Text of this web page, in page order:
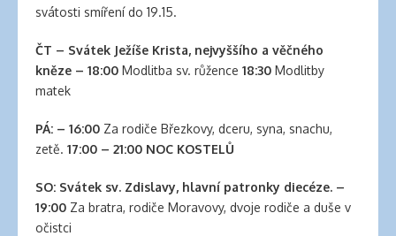
clothes
length
extensions
clothes
svátosti smíření do 19.15.
ČT – Svátek Ježíše Krista, nejvyššího a věčného
kněze – 18:00 Modlitba sv. růžence 18:30 Modlitby
matek
PÁ: – 16:00 Za rodiče Březkovy, dceru, syna, snachu,
zetě. 17:00 – 21:00 NOC KOSTELŮ
SO: Svátek sv. Zdislavy, hlavní patronky diecéze. –
19:00 Za bratra, rodiče Moravovy, dvoje rodiče a duše v
očistci